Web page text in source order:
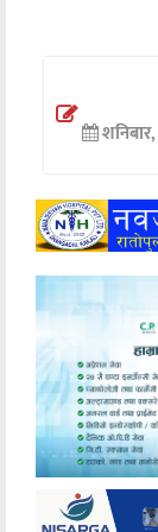
अन्तर्वार्ता
खेलकुद
मनोरञ्जन
अन्य